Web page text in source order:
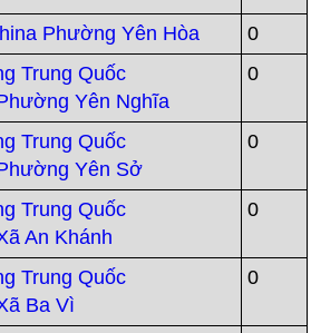
Phường Yên Hòa
0
Trung Quốc
Yên Nghĩa
0
Trung Quốc
Yên Sở
0
Trung Quốc
An Khánh
0
Trung Quốc
Ba Vì
0